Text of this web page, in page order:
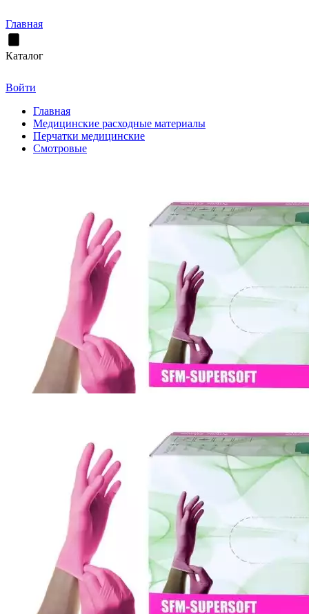
Главная
Каталог
Войти
Главная
Медицинские расходные материалы
Перчатки медицинские
Смотровые